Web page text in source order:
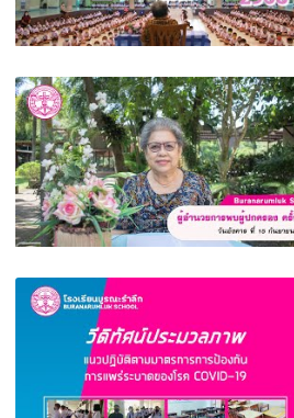
พิธีไหว้ครู โรงเรียนบูรณะรำลึก ตรัง 2563
ผู้อำนวยการพบผู้ปกครอง ครั้งที่ 4 (เรื่องขอ
ความร่วมมือผู้ปกครอง) โรงเรียนบูรณะรำลึก